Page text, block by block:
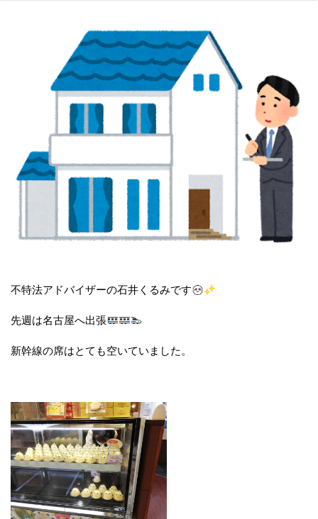
不特法アドバイザーの石井くるみです
先週は名古屋へ出張
新幹線の席はとても空いていました。